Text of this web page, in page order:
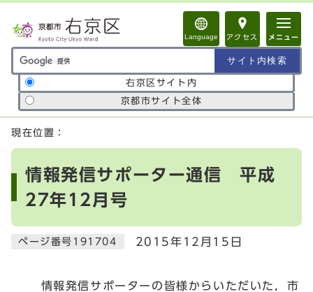
Language アクセス メニュー
サイト内検索の範囲
右京区サイト内
京都市サイト全体
ここから本文です
現在位置：
情報発信サポーター通信 平成
27年12月号
ページ番号191704 2015年12月15日
情報発信サポーターの皆様からいただいた，市